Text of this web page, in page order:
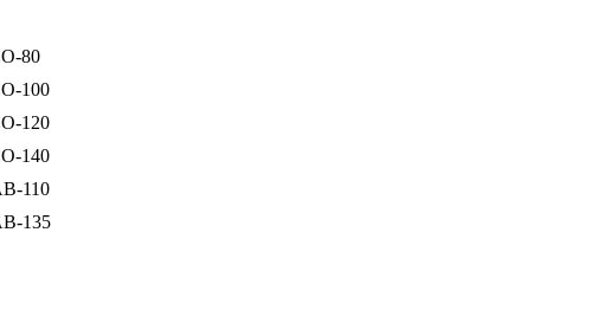
80
100
120
140
110
135